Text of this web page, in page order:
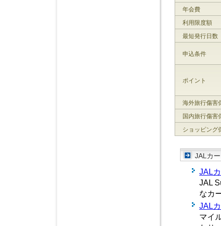
年会費
利用限度額
最短発行日数
申込条件
ポイント
海外旅行傷害
国内旅行傷害
ショッピング
JALカ
JAL
JAL
なカ
JAL
マイ